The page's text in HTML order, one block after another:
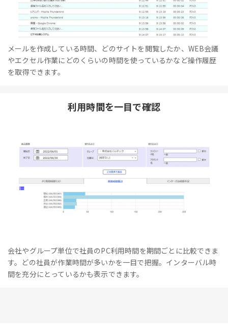
メールを作成している時間、どのサイトを閲覧したか、WEB会議
やエクセル作業にどのくらいの時間を使っているかなど操作履歴
を取得できます。
利用時間を一目で確認
会社やグループ単位で社員のPC利用時間を期間ごとに比較できま
す。どの社員が作業時間が多いかを一目で把握。インターバル時
間を充分にとっているかも表示できます。